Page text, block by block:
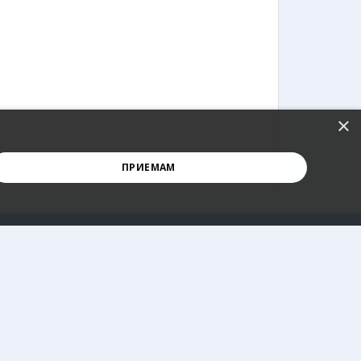
×
ПРИЕМАМ